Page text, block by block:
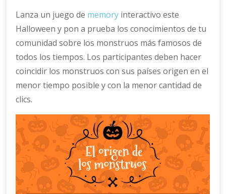
Lanza un juego de memory interactivo este
Halloween y pon a prueba los conocimientos de tu
comunidad sobre los monstruos más famosos de
todos los tiempos. Los participantes deben hacer
coincidir los monstruos con sus países origen en el
menor tiempo posible y con la menor cantidad de
clics.